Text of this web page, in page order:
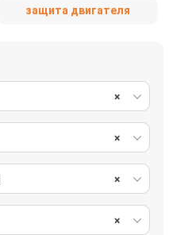
защита двигателя
×
×
×
×